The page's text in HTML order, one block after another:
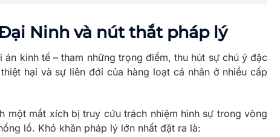
Ninh và nút thắt pháp lý
kinh tế – tham những trọng điểm, thu hút sự chú ý đặc
hại và sự liên đới của hàng loạt cá nhân ở nhiều cấp
một mắt xích bị truy cứu trách nhiệm hình sự trong vòng
lồ. Khó khăn pháp lý lớn nhất đặt ra là: